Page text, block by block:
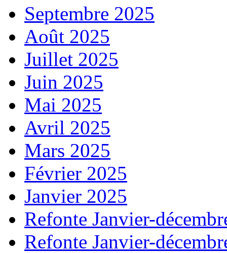
Septembre 2025
Août 2025
Juillet 2025
Juin 2025
Mai 2025
Avril 2025
Mars 2025
Février 2025
Janvier 2025
Refonte Janvier-
Refonte Janvier-